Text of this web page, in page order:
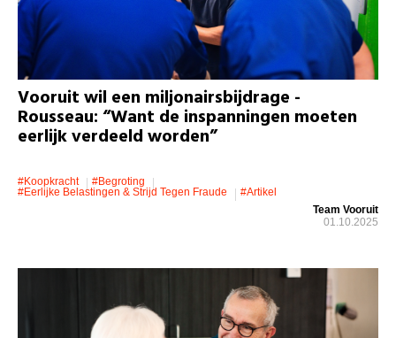
Vooruit wil een miljonairsbijdrage -
Rousseau: “Want de inspanningen moeten
eerlijk verdeeld worden”
#koopkracht
#Begroting
#eerlijke Belastingen & Strijd Tegen Fraude
#artikel
Team Vooruit
01.10.2025